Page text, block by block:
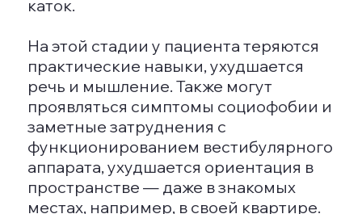
профессиональному лечению,
включая медикаменты, социальную и
эмоциональную терапию, а также
специализированный уход. В то же
время, возможно, что пациент будет
получать помощь дома с
регулярными визитами
специалистов.
КАК УСТРОИТЬ ОБЩЕНИЕ С
ЧЕЛОВЕКОМ С ДЕМЕНЦИЕЙ